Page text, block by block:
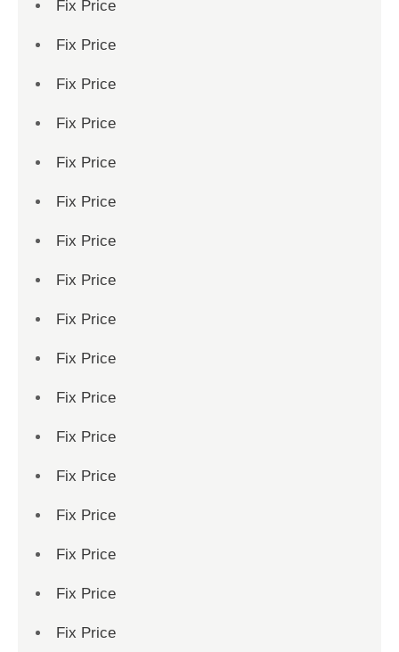
Fix Price
Fix Price
Fix Price
Fix Price
Fix Price
Fix Price
Fix Price
Fix Price
Fix Price
Fix Price
Fix Price
Fix Price
Fix Price
Fix Price
Fix Price
Fix Price
Fix Price